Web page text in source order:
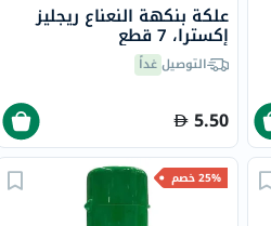
علكة بنكهة النعناع ريجليز
إكسترا، 7 قطع
التوصيلغداً
5.50
25% خصم